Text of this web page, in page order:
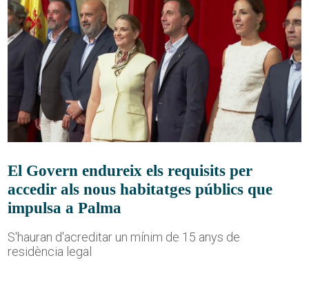
El Govern endureix els requisits per
accedir als nous habitatges públics que
impulsa a Palma
S'hauran d'acreditar un mínim de 15 anys de
residència legal